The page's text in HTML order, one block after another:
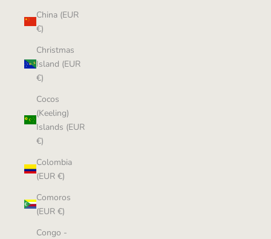
China (EUR
€)
Christmas
Island (EUR
€)
Cocos
(Keeling)
Islands (EUR
€)
Colombia
(EUR €)
Comoros
(EUR €)
Congo -